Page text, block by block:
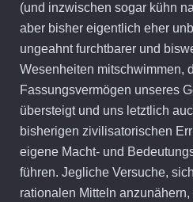
(und inzwischen sogar kühn
aber bisher eigentlich eher
ungeahnt furchtbarer und
Wesenheiten mitschwimmen,
Fassungsvermögen unseres
übersteigt und uns letztlich
bisherigen zivilisatorischen
eigene Macht- und
führen. Jegliche Versuche,
rationalen Mitteln